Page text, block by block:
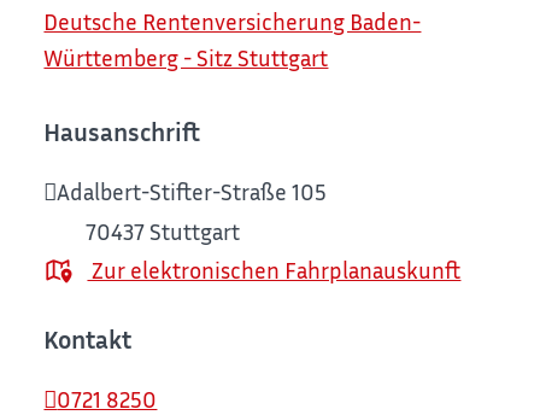
Deutsche Rentenversicherung Baden-
Württemberg - Sitz Stuttgart
Hausanschrift
Adalbert-Stifter-Straße 105
70437 Stuttgart
Zur elektronischen Fahrplanauskunft
Kontakt
0721 8250